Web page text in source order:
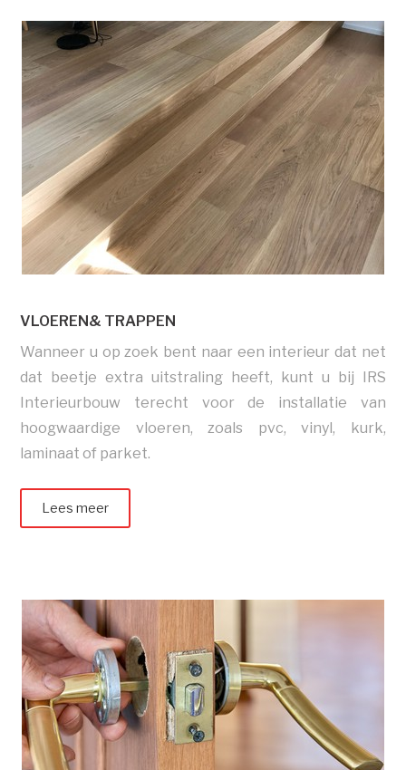
VLOEREN& TRAPPEN
Wanneer u op zoek bent naar een interieur dat net
dat beetje extra uitstraling heeft, kunt u bij IRS
Interieurbouw terecht voor de installatie van
hoogwaardige vloeren, zoals pvc, vinyl, kurk,
laminaat of parket.
Lees meer